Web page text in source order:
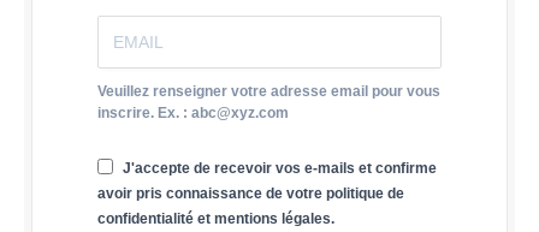
Veuillez renseigner votre adresse email pour vous
inscrire. Ex. : abc@xyz.com
J'accepte de recevoir vos e-mails et confirme
avoir pris connaissance de votre politique de
confidentialité et mentions légales.